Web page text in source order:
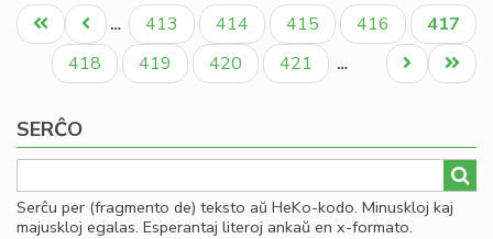
al
la
Pagination
Unua
paĝo
Antaŭa
paĝo
… Paĝo
413 Paĝo
414 Paĝo
415 Paĝo
416
Aktuala
paĝo
417
Paĝo
418 Paĝo
419 Paĝo
420 Paĝo
421 …
Last
page
Next
page
SERĈO
Serĉu per (fragmento de) teksto aŭ HeKo-kodo. Minuskloj kaj
majuskloj egalas. Esperantaj literoj ankaŭ en x-formato.